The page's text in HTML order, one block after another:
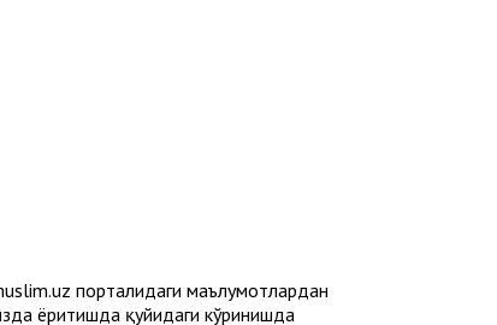
порталидаги маълумотлардан
ёритишда қуйидаги кўринишда